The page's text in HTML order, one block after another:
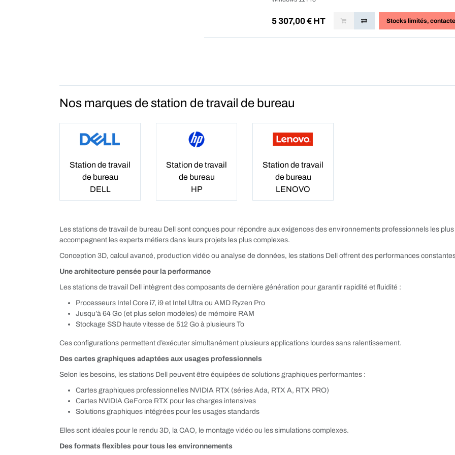
5 307,00€ HT Stocks limités,
Nos marques de station de travail de bureau
Station de travail
de bureau
DELL
Station de travail
de bureau
HP
Station de travail
de bureau
LENOVO
Les stations de travail de bureau Dell sont conçues pour répondre aux exigences des environnements professionnels les
accompagnent les experts métiers dans leurs projets les plus complexes.
Conception 3D, calcul avancé, production vidéo ou analyse de données, les stations Dell offrent des performances
Une architecture pensée pour la performance
Les stations de travail Dell intègrent des composants de dernière génération pour garantir rapidité et fluidité :
Processeurs Intel Core i7, i9 et Intel Ultra ou AMD Ryzen Pro
Jusqu’à 64 Go (et plus selon modèles) de mémoire RAM
Stockage SSD haute vitesse de 512 Go à plusieurs To
Ces configurations permettent d’exécuter simultanément plusieurs applications lourdes sans ralentissement.
Des cartes graphiques adaptées aux usages professionnels
Selon les besoins, les stations Dell peuvent être équipées de solutions graphiques performantes :
Cartes graphiques professionnelles NVIDIA RTX (séries Ada, RTX A, RTX PRO)
Cartes NVIDIA GeForce RTX pour les charges intensives
Solutions graphiques intégrées pour les usages standards
Elles sont idéales pour le rendu 3D, la CAO, le montage vidéo ou les simulations complexes.
Des formats flexibles pour tous les environnements